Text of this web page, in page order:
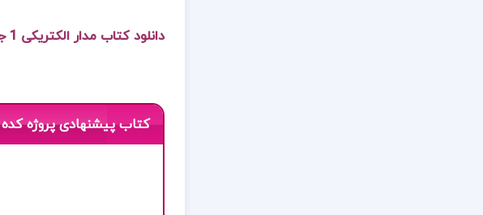
دانلود کتاب مدار الکتریکی 1 جبه دار + حل المسائل
کتاب پیشنهادی پروژه کده